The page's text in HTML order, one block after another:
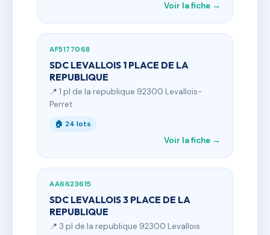
Voir la fiche →
AF5177068
SDC LEVALLOIS 1 PLACE DE LA
REPUBLIQUE
📍 1 pl de la republique 92300 Levallois-
Perret
🏠 24 lots
Voir la fiche →
AA6623615
SDC LEVALLOIS 3 PLACE DE LA
REPUBLIQUE
📍 3 pl de la republique 92300 Levallois